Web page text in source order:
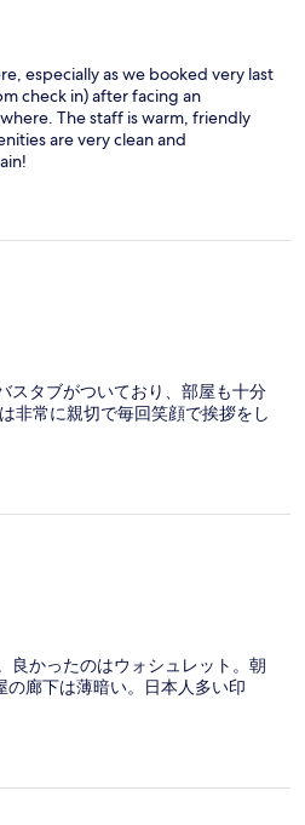
especially as we booked very last
check in) after facing an
The staff is warm, friendly
are very clean and
スタブがついており、部屋も十分
非常に親切で毎回笑顔で挨拶をし
良かったのはウォシュレット。朝
廊下は薄暗い。日本人多い印